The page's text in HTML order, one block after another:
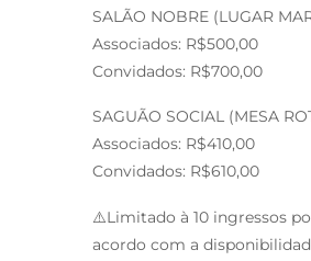
SALÃO NOBRE (LUGAR
Associados: R$500,00
Convidados: R$700,00
SAGUÃO SOCIAL (MESA
Associados: R$410,00
Convidados: R$610,00
⚠️Limitado à 10 ingressos
acordo com a